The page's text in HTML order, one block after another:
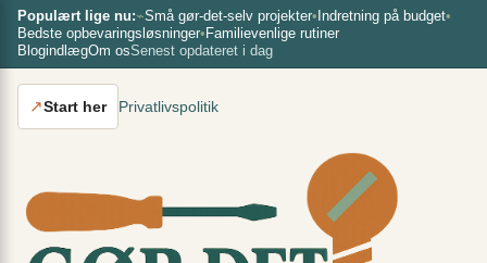
Spring
indhold
Populært lige nu:⌁Små gør-det-selv projekter• Indretning på budget•
Bedste opbevaringsløsninger• Familievenlige rutiner
BlogindlægOm osSenest opdateret i dag
↗Start her Privatlivspolitik